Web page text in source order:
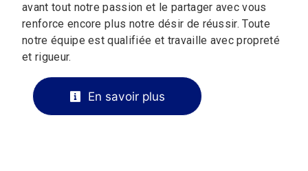
avant tout notre passion et le partager avec vous
renforce encore plus notre désir de réussir. Toute
notre équipe est qualifiée et travaille avec propreté
et rigueur.
En savoir plus